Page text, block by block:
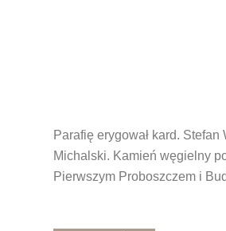
Parafię erygował kard.
Michalski. Kamień węgielny
Pierwszym Proboszczem i